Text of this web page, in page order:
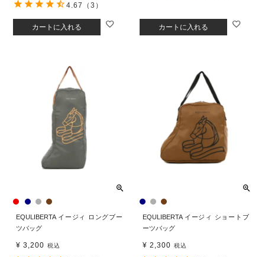
カートに入れる
4.67 （3）
カートに入れる
EQULIBERTA イージィ ロングブー
ツバッグ
¥ 3,200 税込
EQULIBERTA イージィ ショートブ
ーツバッグ
¥ 2,300 税込